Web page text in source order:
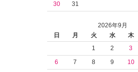
30
31
2026年9月
日
月 火 水 木
1
2 3
6
7 8 9 10